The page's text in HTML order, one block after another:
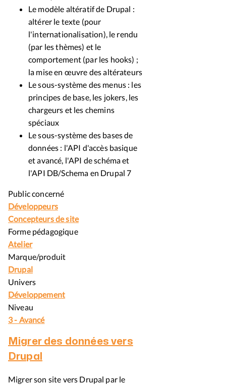
Le modèle altératif de Drupal :
altérer le texte (pour
l'internationalisation), le rendu
(par les thèmes) et le
comportement (par les hooks) ;
la mise en œuvre des altérateurs
Le sous-système des menus : les
principes de base, les jokers, les
chargeurs et les chemins
spéciaux
Le sous-système des bases de
données : l'API d'accès basique
et avancé, l'API de schéma et
l'API DB/Schema en Drupal 7
Public concerné
Développeurs
Concepteurs de site
Forme pédagogique
Atelier
Marque/produit
Drupal
Univers
Développement
Niveau
3 - Avancé
Migrer des données vers
Drupal
Migrer son site vers Drupal par le